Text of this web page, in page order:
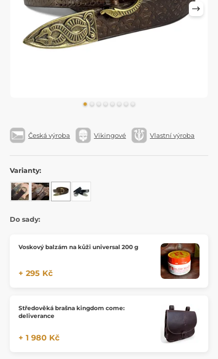
Česká výroba Vikingové Vlastní výroba
Varianty:
Do sady:
Voskový balzám na kůži universal 200 g
+ 295 Kč
Středověká brašna kingdom come:
deliverance
+ 1 980 Kč